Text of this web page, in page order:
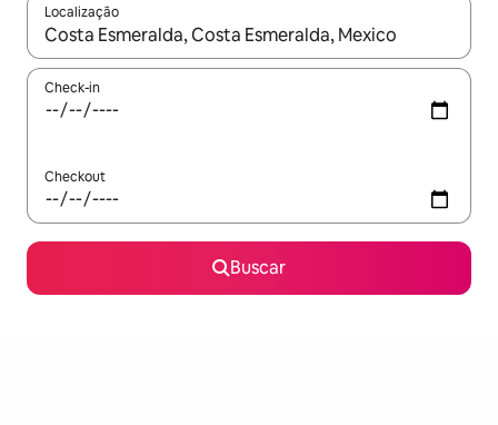
Localização
Quando os resultados estiverem disponíveis, explore-os
Check-in
Checkout
Buscar